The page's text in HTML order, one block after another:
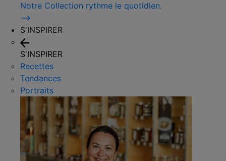
Notre Collection rythme le quotidien.
⟶
S'INSPIRER
S'INSPIRER
Recettes
Tendances
Portraits